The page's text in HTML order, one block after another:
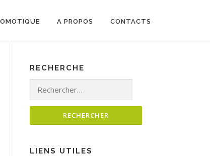
A PROPOS CONTACTS
RECHERCHE
Rechercher :
LIENS UTILES